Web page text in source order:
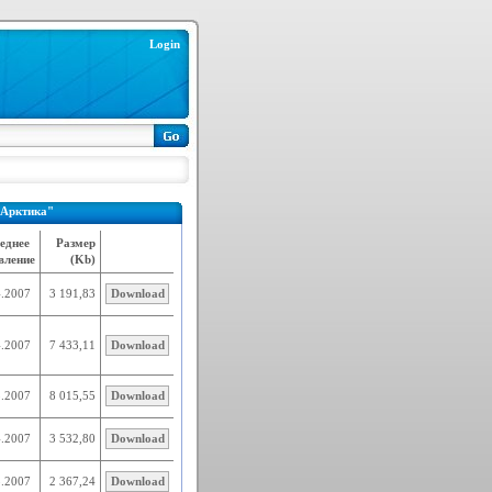
Login
Размер
(Kb)
3 191,83 Download
7 433,11 Download
8 015,55 Download
3 532,80 Download
2 367,24 Download